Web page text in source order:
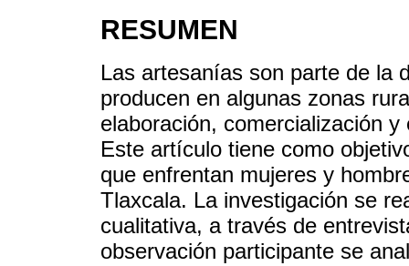
RESUMEN
Las artesanías son parte de la
producen en algunas zonas
elaboración, comercialización
Este artículo tiene como
que enfrentan mujeres y
Tlaxcala. La investigación se
cualitativa, a través de
observación participante se